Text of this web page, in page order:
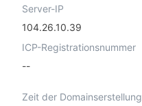
Server-IP
104.26.10.39
ICP-Registrationsnummer
--
Zeit der Domainserstellung